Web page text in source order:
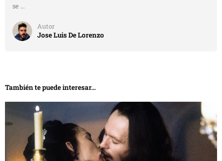
se ...
Autor
Jose Luis De Lorenzo
También te puede interesar...